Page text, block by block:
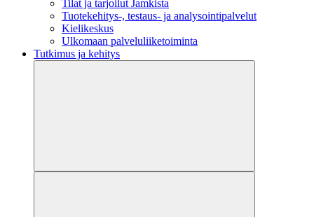
Tilat ja tarjoilut Jamkista
Tuotekehitys-, testaus- ja analysointipalvelut
Kielikeskus
Ulkomaan palveluliiketoiminta
Tutkimus ja kehitys